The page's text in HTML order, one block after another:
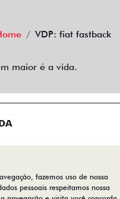
VDP: fiat fastback
maior é a vida.
® Direitos Reservados.
fazemos uso de nossa
pessoais respeitamos nossa